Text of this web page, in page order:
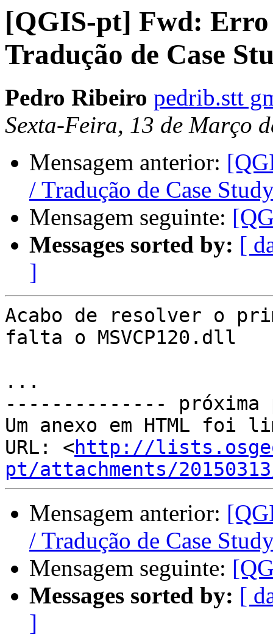
[QGIS-pt] Fwd:
Tradução de Case
Pedro Ribeiro pedrib.stt
Sexta-Feira, 13 de Março
Mensagem anterior:
/ Tradução de Case
Mensagem seguinte:
Messages sorted by: [
]
Acabo de resolver o
falta o MSVCP120.dll
...
--------------
Um anexo em HTML foi
URL: <http://
pt/attachments/
Mensagem anterior:
/ Tradução de Case
Mensagem seguinte:
Messages sorted by: [
]